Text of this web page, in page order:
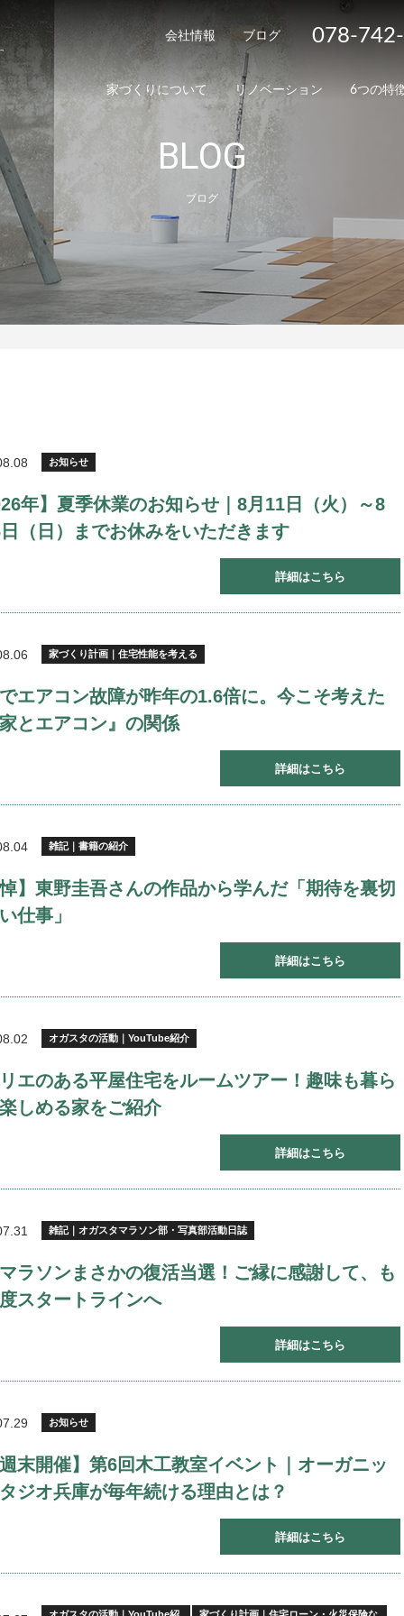
会社情報 ブログ 078-
家づくりについて リノベーション 6つの特
BLOG
ブログ
お知らせ
年】夏季休業のお知らせ｜8月11日（火）～8
（日）までお休みをいただきます
詳細はこちら
家づくり計画｜住宅性能を考える
エアコン故障が昨年の1.6倍に。今こそ考えた
とエアコン』の関係
詳細はこちら
雑記｜書籍の紹介
】東野圭吾さんの作品から学んだ「期待を裏切
仕事」
詳細はこちら
オガスタの活動｜YouTube紹介
エのある平屋住宅をルームツアー！趣味も暮ら
しめる家をご紹介
詳細はこちら
雑記｜オガスタマラソン部・写真部活動日誌
ラソンまさかの復活当選！ご縁に感謝して、も
スタートラインへ
詳細はこちら
お知らせ
末開催】第6回木工教室イベント｜オーガニッ
ジオ兵庫が毎年続ける理由とは？
詳細はこちら